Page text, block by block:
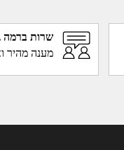
שרות ברמה
מענה מהיר